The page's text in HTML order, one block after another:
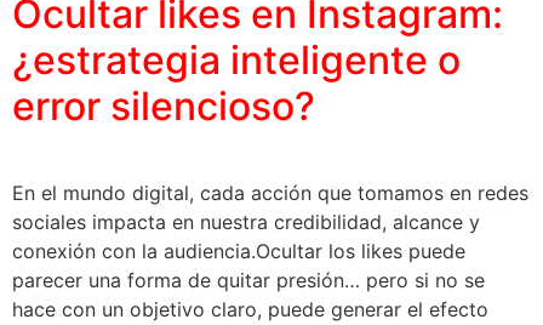
Ocultar likes en Instagram:
¿estrategia inteligente o
error silencioso?
En el mundo digital, cada acción que tomamos en redes
sociales impacta en nuestra credibilidad, alcance y
conexión con la audiencia.Ocultar los likes puede
parecer una forma de quitar presión… pero si no se
hace con un objetivo claro, puede generar el efecto